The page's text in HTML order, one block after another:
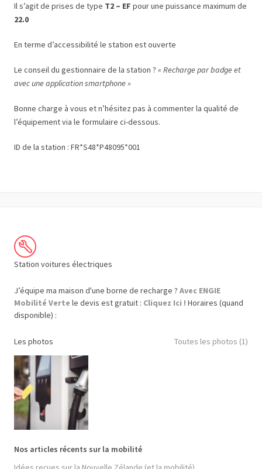
Il s’agit de prises de type T2 – EF pour une puissance maximum de
22.0
En terme d’accessibilité le station est ouverte
Le conseil du gestionnaire de la station ? « Recharge par badge et
avec une application smartphone »
Bonne charge à vous et n’hésitez pas à commenter la qualité de
l’équipement via le formulaire ci-dessous.
ID de la station : FR*S48*P48095*001
Station voitures électriques
J’équipe ma maison d'une borne de recharge ? Avec ENGIE
Mobilité Verte le devis est gratuit : Cliquez Ici ! Horaires (quand
disponible) :
Les photos Toutes les photos (1)
Nos articles récents sur la mobilité